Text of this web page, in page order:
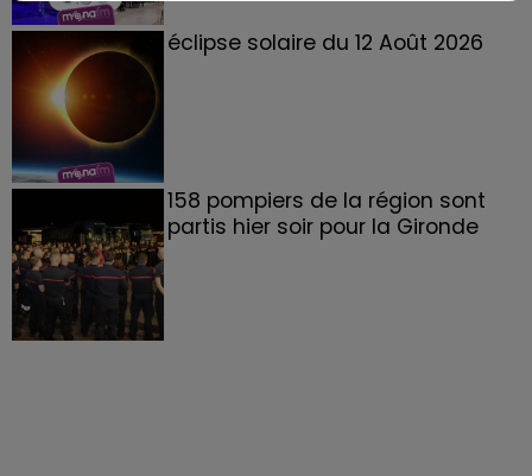
éclipse solaire du 12 Août 2026
158 pompiers de la région sont
partis hier soir pour la Gironde